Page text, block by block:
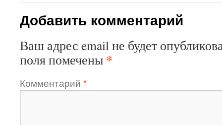
Добавить комментарий
Ваш адрес email не будет
поля помечены *
Комментарий *